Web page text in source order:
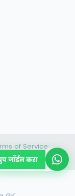
of Service•
जॉईन करा